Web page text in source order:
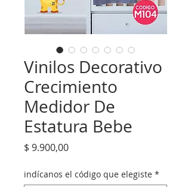
Vinilos Decorativo
Crecimiento
Medidor De
Estatura Bebe
$ 9.900,00Precio
indícanos el código que elegiste *